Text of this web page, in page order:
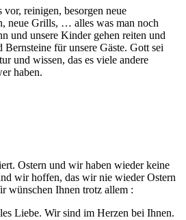
reinigen, besorgen neue
neue Grills, … alles was man noch
und unsere Kinder gehen reiten und
für unsere Gäste. Gott sei
und wissen, das es viele andere
haben.
Ostern und wir haben wieder keine
wir hoffen, das wir nie wieder Ostern
wünschen Ihnen trotz allem :
Liebe. Wir sind im Herzen bei Ihnen.